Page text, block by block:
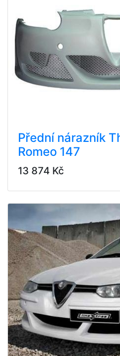
Přední nárazník
Romeo 147
13 874 Kč